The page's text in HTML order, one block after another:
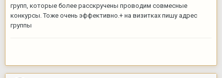
групп, которые более расскручены проводим совмесные
конкурсы. Тоже очень эффективно.+ на визитках пишу адрес
группы